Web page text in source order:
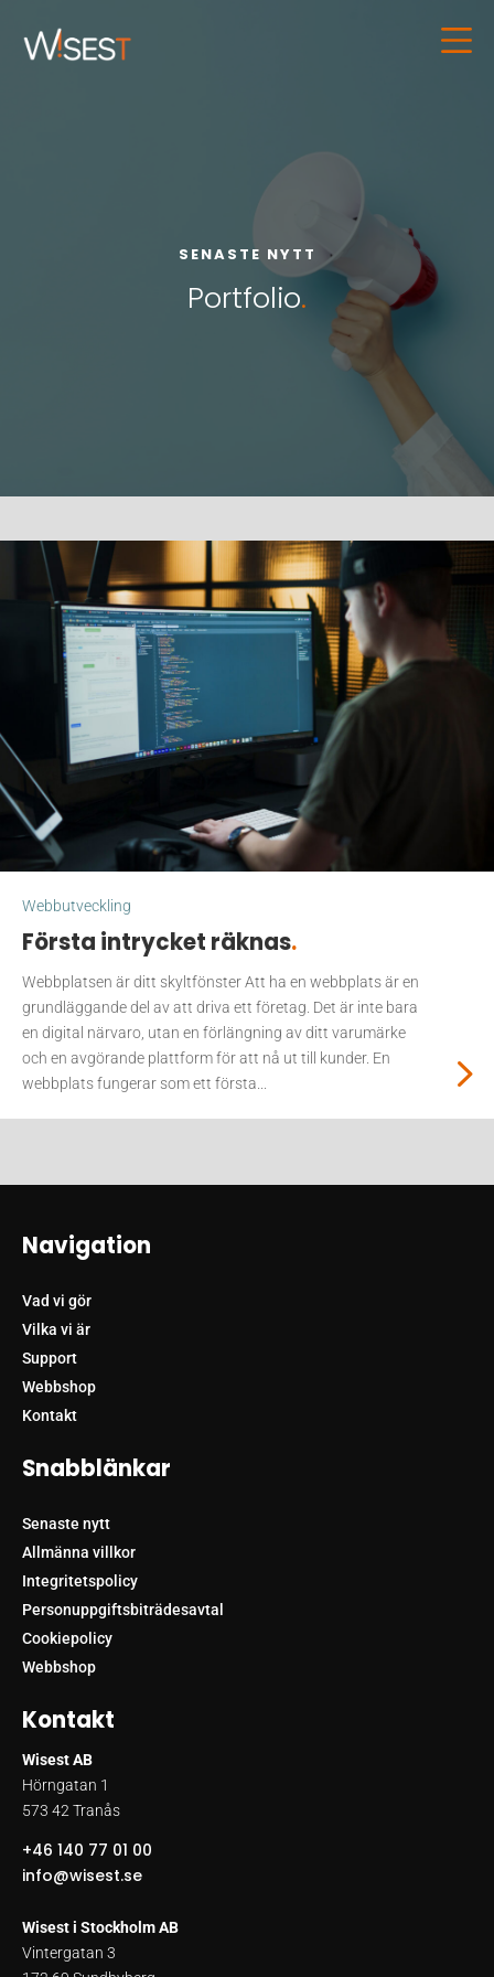
SENASTE NYTT
Portfolio.
Webbutveckling
Första intrycket räknas.
Webbplatsen är ditt skyltfönster Att ha en webbplats är en
grundläggande del av att driva ett företag. Det är inte bara
en digital närvaro, utan en förlängning av ditt varumärke
och en avgörande plattform för att nå ut till kunder. En
webbplats fungerar som ett första...
Navigation
Vad vi gör
Vilka vi är
Support
Webbshop
Kontakt
Snabblänkar
Senaste nytt
Allmänna villkor
Integritetspolicy
Personuppgiftsbiträdesavtal
Cookiepolicy
Webbshop
Kontakt
Wisest AB
Hörngatan 1
573 42 Tranås
+46 140 77 01 00
info@wisest.se
Wisest i Stockholm AB
Vintergatan 3